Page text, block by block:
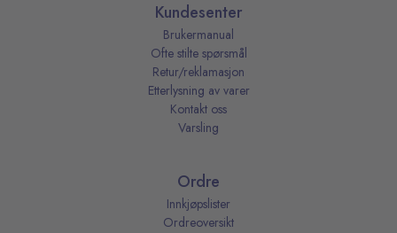
Kundesenter
Brukermanual
Ofte stilte spørsmål
Retur/reklamasjon
Etterlysning av varer
Kontakt oss
Varsling
Ordre
Innkjøpslister
Ordreoversikt